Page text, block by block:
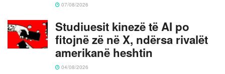
07/08/2026
Studiuesit kinezë të AI po
fitojnë zë në X, ndërsa rivalët
amerikanë heshtin
04/08/2026